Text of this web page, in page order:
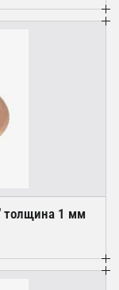
толщина 1 мм